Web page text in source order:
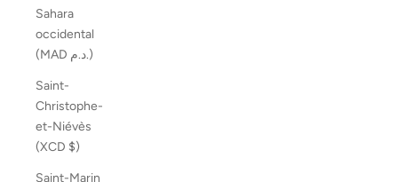
Sahara
occidental
(MAD د.م.)
Saint-
Christophe-
et-Niévès
(XCD $)
Saint-Marin